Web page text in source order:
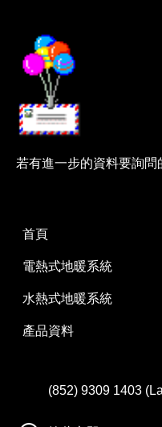
若有進一步的資料要詢
首頁
電熱式地暖系統
水熱式地暖系統
產品資料
(852)9309 1403